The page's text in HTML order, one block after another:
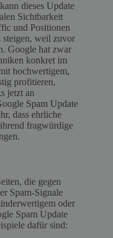
dieses Update
Sichtbarkeit
und Positionen
steigen, weil zuvor
Google hat zwar
konkret im
hochwertigem,
profitieren,
jetzt an
Spam Update
dass ehrliche
fragwürdige
die gegen
Spam-Signale
oder
Spam Update
dafür sind: